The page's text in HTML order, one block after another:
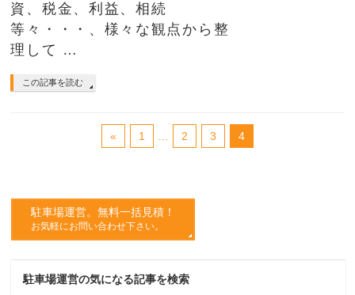
資、税金、利益、相続
等々・・・、様々な観点から整
理して …
この記事を読む
« 1 2 3 4
駐車場運営。無料一括見積！
お気軽にお問い合わせ下さい。
駐車場運営の気になる記事を検索